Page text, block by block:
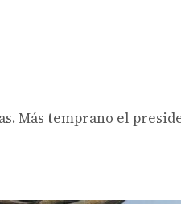
Más temprano el